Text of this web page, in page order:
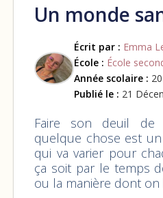
Un monde
Écrit par : Emma
École : École
Année scolaire :
Publié le : 21
Faire son deuil de
quelque chose est
qui va varier pour
ça soit par le temps
ou la manière dont on